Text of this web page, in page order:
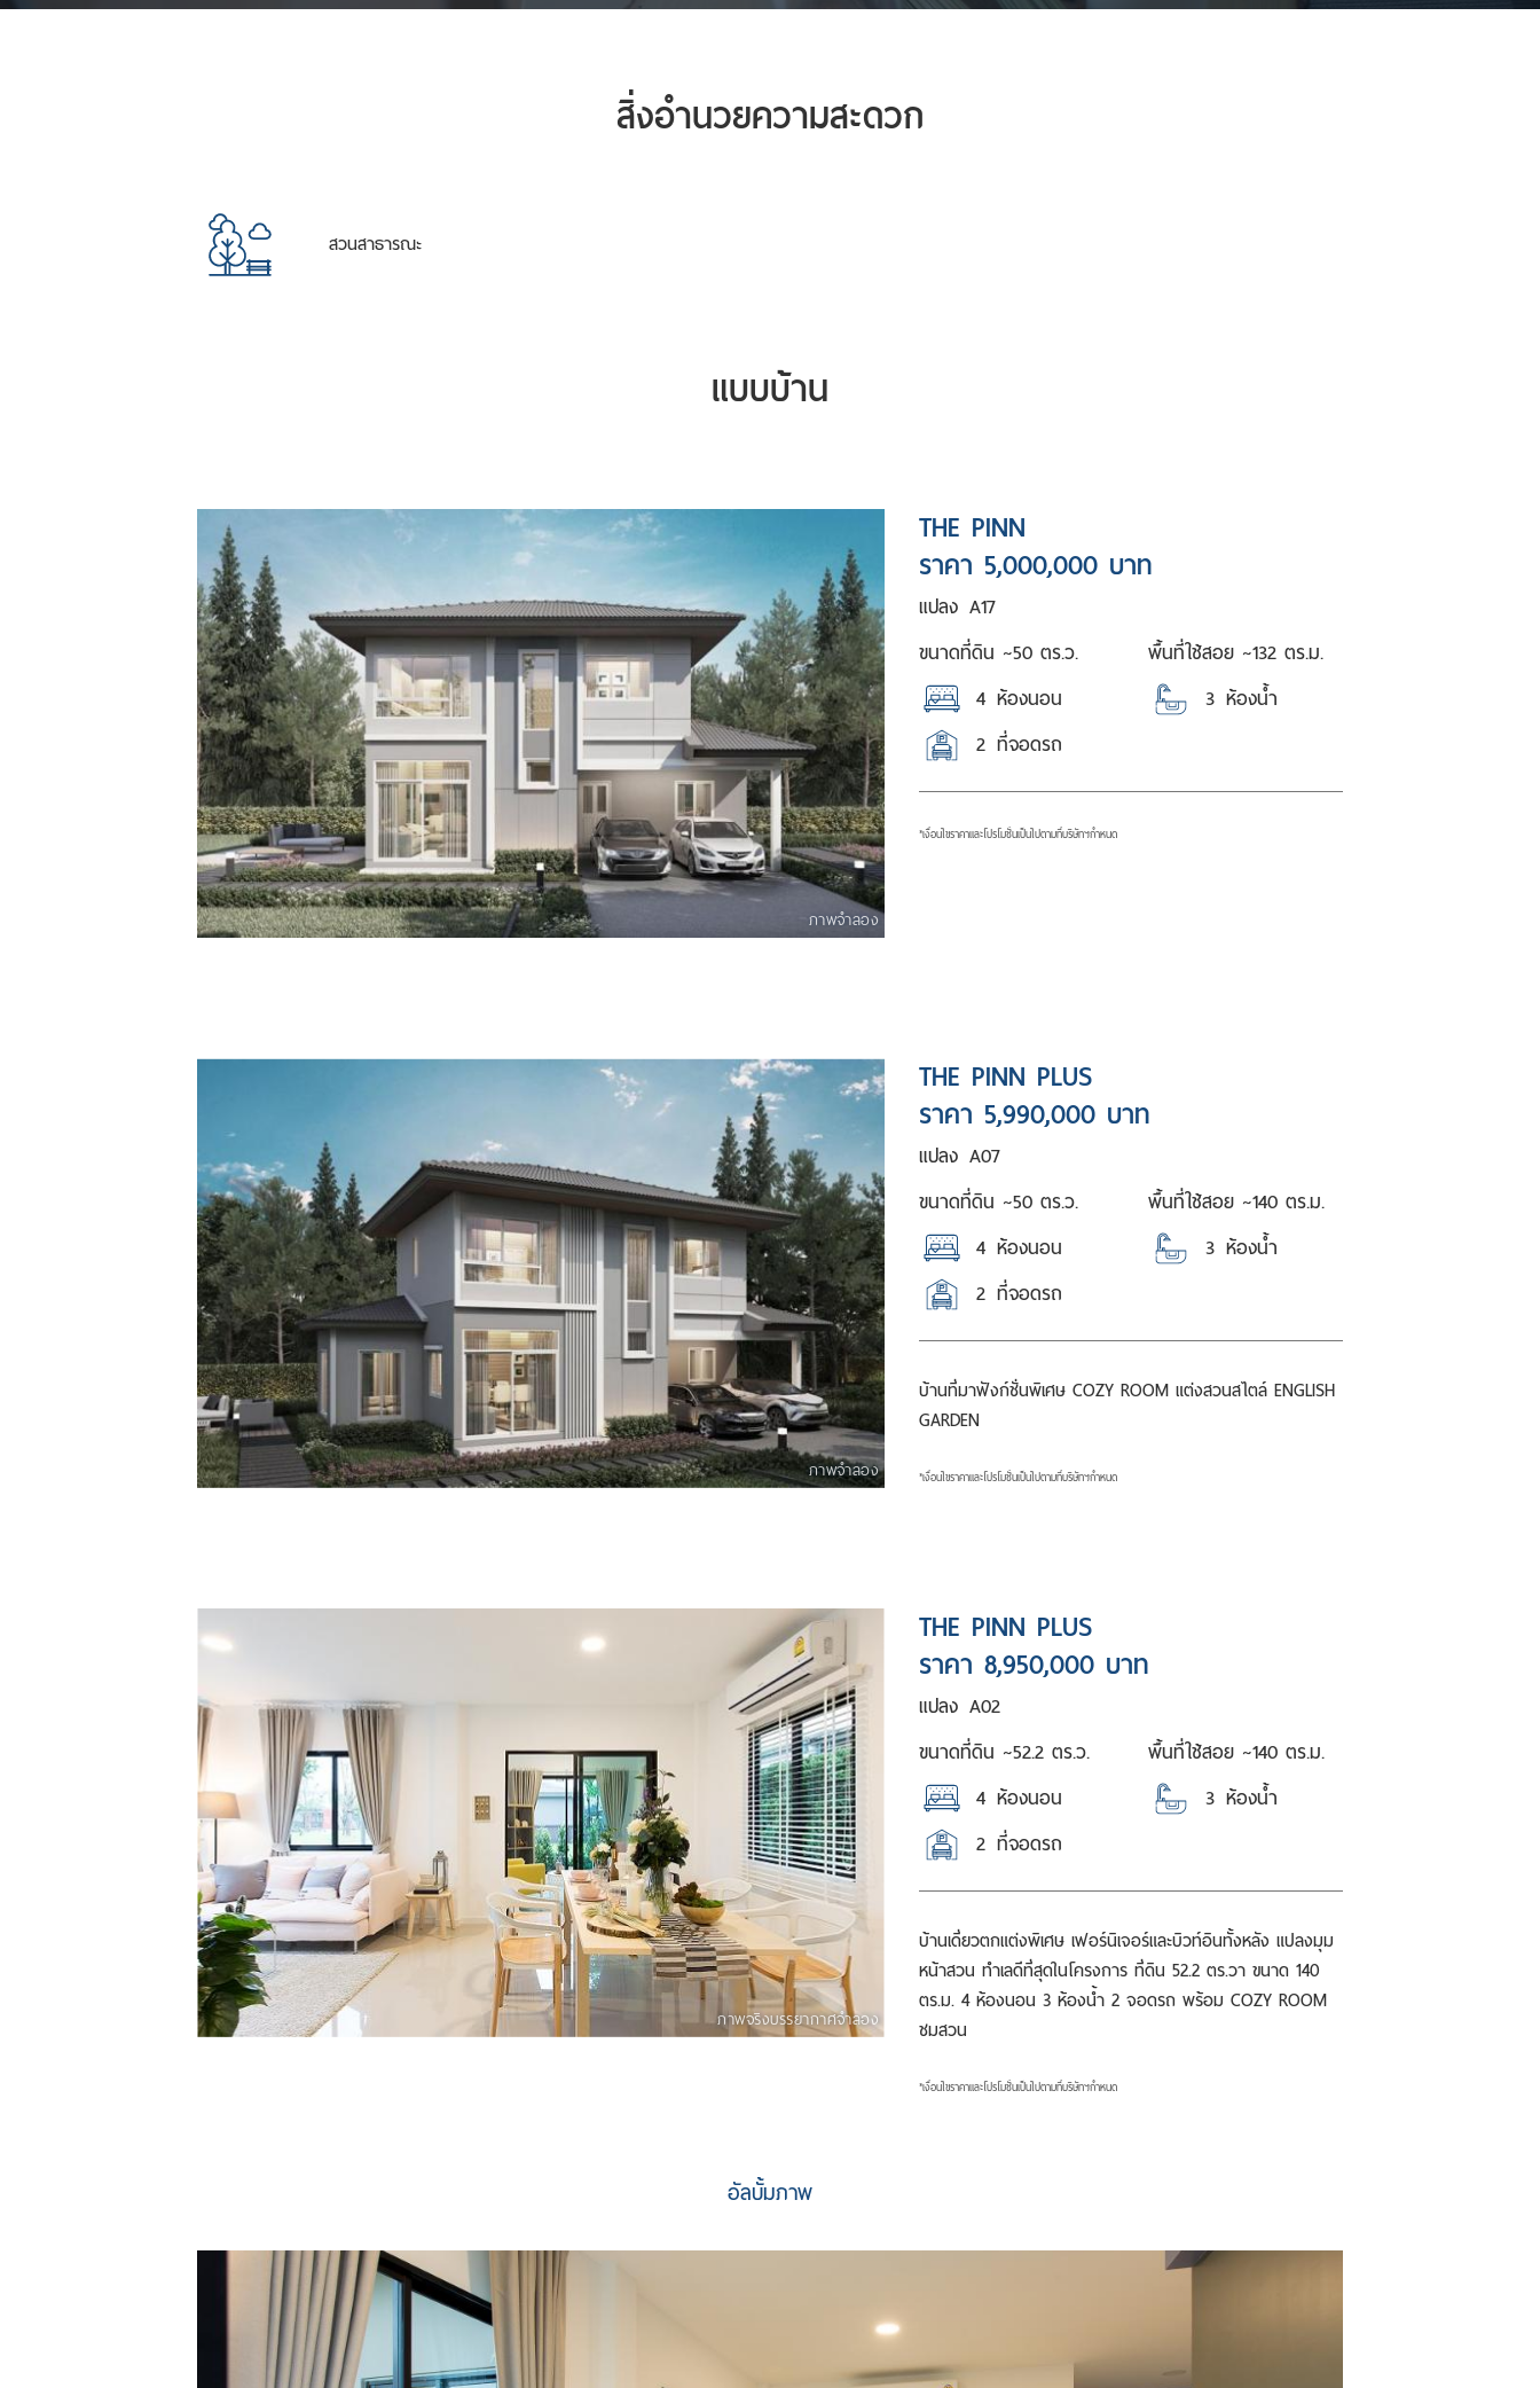
สิ่งอำนวยความสะดวก
สวนสาธารณะ
แบบบ้าน
ภาพจำลอง
THE PINN
ราคา 5,000,000 บาท
แปลง A17
ขนาดที่ดิน ~50 ตร.ว. พื้นที่ใช้สอย ~132 ตร.ม.
4 ห้องนอน 3 ห้องน้ำ
2 ที่จอดรถ
*เงื่อนไขราคาและโปรโมชั่นเป็นไปตามที่บริษัทฯกำหนด
ภาพจำลอง
THE PINN PLUS
ราคา 5,990,000 บาท
แปลง A07
ขนาดที่ดิน ~50 ตร.ว. พื้นที่ใช้สอย ~140 ตร.ม.
4 ห้องนอน 3 ห้องน้ำ
2 ที่จอดรถ
บ้านที่มาฟังก์ชั่นพิเศษ COZY ROOM แต่งสวนสไตล์ ENGLISH
GARDEN
*เงื่อนไขราคาและโปรโมชั่นเป็นไปตามที่บริษัทฯกำหนด
ภาพจริงบรรยากาศจำลอง
THE PINN PLUS
ราคา 8,950,000 บาท
แปลง A02
ขนาดที่ดิน ~52.2 ตร.ว. พื้นที่ใช้สอย ~140 ตร.ม.
4 ห้องนอน 3 ห้องน้ำ
2 ที่จอดรถ
บ้านเดี่ยวตกแต่งพิเศษ เฟอร์นิเจอร์และบิวท์อินทั้งหลัง แปลงมุม
หน้าสวน ทำเลดีที่สุดในโครงการ ที่ดิน 52.2 ตร.วา ขนาด 140
ตร.ม. 4 ห้องนอน 3 ห้องน้ำ 2 จอดรถ พร้อม COZY ROOM
ชมสวน
*เงื่อนไขราคาและโปรโมชั่นเป็นไปตามที่บริษัทฯกำหนด
อัลบั้มภาพ